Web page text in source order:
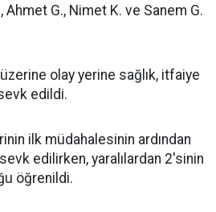
Ahmet G., Nimet K. ve Sanem G.
olay yerine sağlık, itfaiye
edildi.
ilk müdahalesinin ardından
edilirken, yaralılardan 2'sinin
öğrenildi.